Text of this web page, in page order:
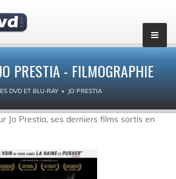
PRESTIA - FILMOGRAPHIE
DVD ET BLU-RAY JO PRESTIA
Jo Prestia, ses derniers films sortis en